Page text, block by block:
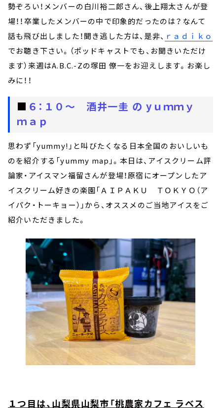
勢ぞろい！メンバーの白川裕二郎さん、後上翔太さんが登
場！！卒業したメンバーの中で印象的だったのは？なんて
話も飛び出しました！聞き逃した方は、是非、 ｒａｄｉｋｏ
でお聴き下さい。（ポッドキャストでも、お聞きいただけ
ます）来週はA.B.C.-Zの塚田 僚一をお迎えします。お楽し
みに！！
■ ６：１０～ 酒井一圭 の yｕｍｍｙ
ｍａｐ
思わず「yummy!」と叫びたくなる日本全国のおいしいも
のを紹介する「yummy map」。本日は、アイスクリーム評
論家・アイスマン福留さんが登場！原宿にオープンしたア
イスクリーム好きの楽園「ＡＩＰＡＫＵ ＴＯＫＹＯ（ア
イパク・トーキョー）」から、オススメのご当地アイスをご
紹介いただきました。
１つ目は、山梨県山梨市「桃農家カフェ ラベス